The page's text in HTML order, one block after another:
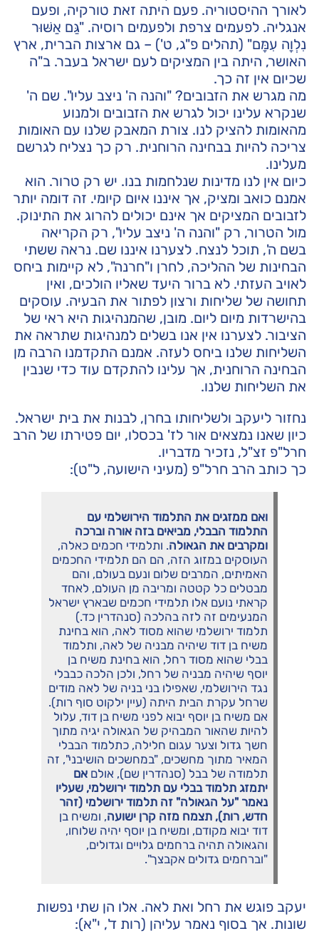
לאורך ההיסטוריה. פעם היתה זאת טורקיה, ופעם
אנגליה. לפעמים צרפת ולפעמים רוסיה. "גַּם אַשּׁוּר
נִלְוָה עִמָּם" (תהלים פ"ג, ט') – גם ארצות הברית, ארץ
האושר, היתה בין המציקים לעם ישראל בעבר. ב"ה
שכיום אין זה כך.
מה מגרש את הזבובים? "והנה ה' ניצב עליו". שם ה'
שנקרא עלינו יכול לגרש את הזבובים ולמנוע
מהאומות להציק לנו. צורת המאבק שלנו עם האומות
צריכה להיות בבחינה הרוחנית. רק כך נצליח לגרשם
מעלינו.
כיום אין לנו מדינות שנלחמות בנו. יש רק טרור. הוא
אמנם כואב ומציק, אך איננו איום קיומי. זה דומה יותר
לזבובים המציקים אך אינם יכולים להרוג את התינוק.
מול הטרור, רק "והנה ה' ניצב עליו", רק הקריאה
בשם ה', תוכל לנצח. לצערנו איננו שם. נראה ששתי
הבחינות של ההליכה, לחרן ו"חרנה", לא קיימות ביחס
לאויב העזתי. לא ברור היעד שאליו הולכים, ואין
תחושה של שליחות ורצון לפתור את הבעיה. עוסקים
בהישרדות מיום ליום. מובן, שהמנהיגות היא ראי של
הציבור. לצערנו אין אנו בשלים למנהיגות שתראה את
השליחות שלנו ביחס לעזה. אמנם התקדמנו הרבה מן
הבחינה הרוחנית, אך עלינו להתקדם עוד כדי שנבין
את השליחות שלנו.
נחזור ליעקב ולשליחותו בחרן, לבנות את בית ישראל.
כיון שאנו נמצאים אור לז' בכסלו, יום פטירתו של הרב
חרל"פ זצ"ל, נזכיר מדבריו.
כך כותב הרב חרל"פ (מעיני הישועה, ל"ט):
ואם ממזגים את התלמוד הירושלמי עם
התלמוד הבבלי, מביאים בזה אורה וברכה
ומקרבים את הגאולה. ותלמידי חכמים כאלה,
העוסקים במזוג הזה, הם הם תלמידי החכמים
האמיתים, המרבים שלום ונעם בעולם, והם
מבטלים כל קטטה ומריבה מן העולם, לאחד
קראתי נועם אלו תלמידי חכמים שבארץ ישראל
המנעימים זה לזה בהלכה (סנהדרין כד.)
תלמוד ירושלמי שהוא מסוד לאה, הוא בחינת
משיח בן דוד שיהיה מבניה של לאה, ותלמוד
בבלי שהוא מסוד רחל, הוא בחינת משיח בן
יוסף שיהיה מבניה של רחל, ולכן הלכה כבבלי
נגד הירושלמי, שאפילו בני בניה של לאה מודים
שרחל עקרת הבית היתה (עיין ילקוט סוף רות).
אם משיח בן יוסף יבוא לפני משיח בן דוד, עלול
להיות שהאור המבהיק של הגאולה יגיה מתוך
חשך גדול וצער עגום חלילה, כתלמוד הבבלי
המאיר מתוך מחשכים, "במחשכים הושיבני", זה
תלמודה של בבל (סנהדרין שם), אולם אם
יתמזג תלמוד בבלי עם תלמוד ירושלמי, שעליו
נאמר "על הגאולה" זה תלמוד ירושלמי (זהר
חדש, רות), תצמח מזה קרן ישועה, ומשיח בן
דוד יבוא מקודם, ומשיח בן יוסף יהיה שלוחו,
והגאולה תהיה ברחמים גלויים וגדולים,
"וברחמים גדולים אקבצך".
יעקב פוגש את רחל ואת לאה. אלו הן שתי נפשות
שונות. אך בסוף נאמר עליהן (רות ד', י"א):